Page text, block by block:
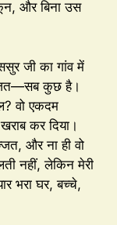
और बिना उस
जी का गांव में
कुछ है।
वो एकदम
कर दिया।
और ना ही वो
नहीं, लेकिन मेरी
भरा घर, बच्चे,